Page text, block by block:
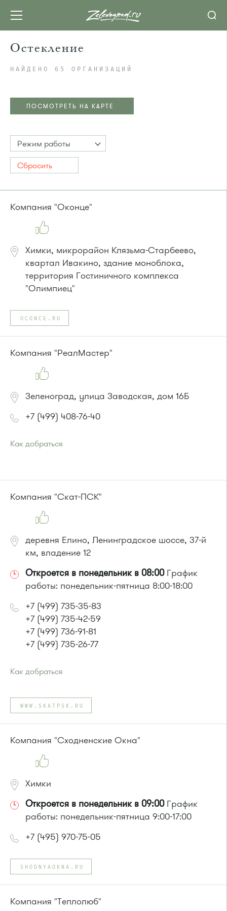
Остекление
НАЙДЕНО 65 ОРГАНИЗАЦИЙ
ПОСМОТРЕТЬ НА КАРТЕ
Режим работы
Сбросить
Компания "Оконце"
Химки, микрорайон Клязьма-Старбеево,
квартал Ивакино, здание моноблока,
территория Гостиничного комплекса
"Олимпиец"
OCONCE.RU
Компания "РеалМастер"
Зеленоград, улица Заводская, дом 16Б
+7 (499) 408-76-40
Как добраться
или до остановки"Привокзальная площадь":
Автобусы № 14, 16, 20, 400т, 28.
Компания "Скат-ПСК"
деревня Елино, Ленинградское шоссе, 37-й
км, владение 12
Откроется в понедельник в 08:00График
работы: понедельник-пятница 8:00-18:00
+7 (499) 735-35-83
+7 (499) 735-42-59
+7 (499) 736-91-81
+7 (499) 735-26-77
Как добраться
Автобусы № 45, 350.
Маршрутка № 431м, 476м, 900
или до остановки"Ржавки":
WWW.SKATPSK.RU
Компания "Сходненские Окна"
Химки
Откроется в понедельник в 09:00График
работы: понедельник-пятница 9:00-17:00
+7 (495) 970-75-05
SHODNYAOKNA.RU
Компания "Теплолюб"